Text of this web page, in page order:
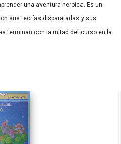
una aventura heroica. Es un
sus teorías disparatadas y sus
terminan con la mitad del curso en la